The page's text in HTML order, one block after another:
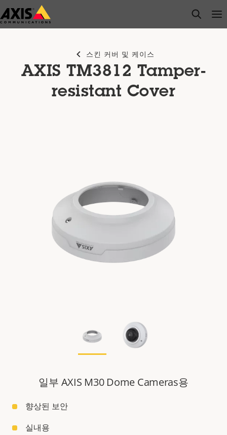
주
요
open
스킨 커버 및 케이스
AXIS TM3812 Tamper-
resistant Cover
일부 AXIS M30 Dome Cameras용
향상된 보안
실내용